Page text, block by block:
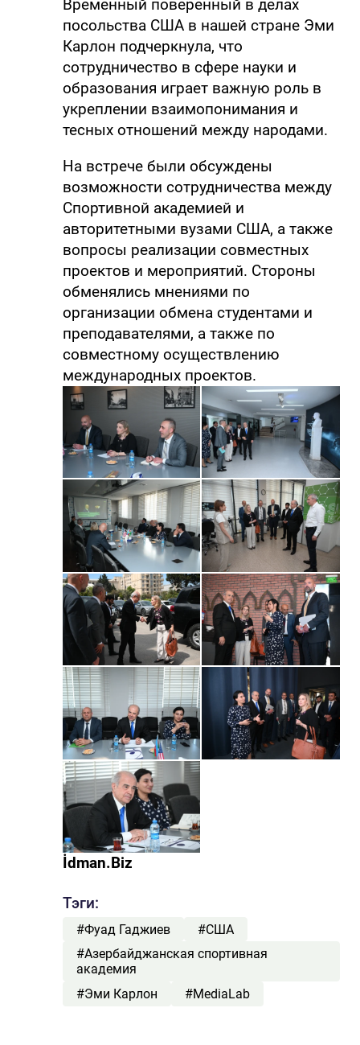
Временный поверенный в делах
посольства США в нашей стране Эми
Карлон подчеркнула, что
сотрудничество в сфере науки и
образования играет важную роль в
укреплении взаимопонимания и
тесных отношений между народами.
На встрече были обсуждены
возможности сотрудничества между
Спортивной академией и
авторитетными вузами США, а также
вопросы реализации совместных
проектов и мероприятий. Стороны
обменялись мнениями по
организации обмена студентами и
преподавателями, а также по
совместному осуществлению
международных проектов.
İdman.Biz
Тэги:
#Фуад Гаджиев
#США
#Азербайджанская спортивная
академия
#Эми Карлон
#MediaLab